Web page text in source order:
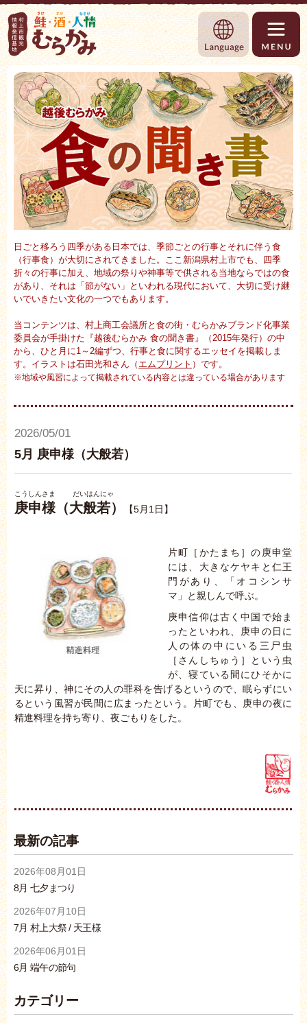
村上市観光情報総合サイト 村上市観光
Language
日ごと移ろう四季がある日本では、季節ごとの行事とそれに伴う食
（行事食）が大切にされてきました。ここ新潟県村上市でも、四季
折々の行事に加え、地域の祭りや神事等で供される当地ならではの食
があり、それは「節がない」といわれる現代において、大切に受け継
いでいきたい文化の一つでもあります。
当コンテンツは、村上商工会議所と食の街・むらかみブランド化事業
委員会が手掛けた『越後むらかみ 食の聞き書』（2015年発行）の中
から、ひと月に1～2編ずつ、行事と食に関するエッセイを掲載しま
す。イラストは石田光和さん（ エムプリント ）です。
※地域や風習によって掲載されている内容とは違っている場合があります
2026/05/01
5月 庚申様（大般若）
こうしんさま だいはんにゃ
庚申様（大般若） 【5月1日】
片町［かたまち］の庚申堂
には、大きなケヤキと仁王
門があり、「オコシンサ
マ」と親しんで呼ぶ。
庚申信仰は古く中国で始ま
ったといわれ、庚申の日に
人の体の中にいる三尸虫
［さんしちゅう］という虫
が、寝ている間にひそかに
天に昇り、神にその人の罪科を告げるというので、眠らずにい
るという風習が民間に広まったという。片町でも、庚申の夜に
精進料理を持ち寄り、夜ごもりをした。
最新の記事
2026年08月01日
8月 七夕まつり
2026年07月10日
7月 村上大祭 / 天王様
2026年06月01日
6月 端午の節句
カテゴリー